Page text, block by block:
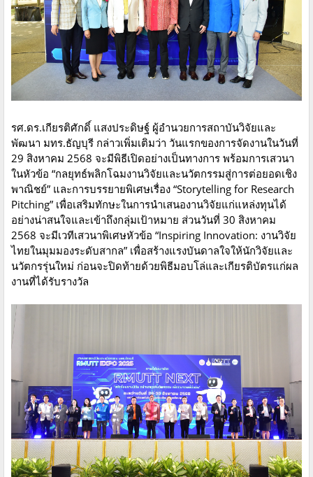
รศ.ดร.เกียรติศักดิ์ แสงประดิษฐ์ ผู้อำนวยการสถาบันวิจัยและ
พัฒนา มทร.ธัญบุรี กล่าวเพิ่มเติมว่า วันแรกของการจัดงานในวันที่
29 สิงหาคม 2568 จะมีพิธีเปิดอย่างเป็นทางการ พร้อมการเสวนา
ในหัวข้อ “กลยุทธ์พลิกโฉมงานวิจัยและนวัตกรรมสู่การต่อยอดเชิง
พาณิชย์” และการบรรยายพิเศษเรื่อง “Storytelling for Research
Pitching” เพื่อเสริมทักษะในการนำเสนองานวิจัยแก่แหล่งทุนได้
อย่างน่าสนใจและเข้าถึงกลุ่มเป้าหมาย ส่วนวันที่ 30 สิงหาคม
2568 จะมีเวทีเสวนาพิเศษหัวข้อ “Inspiring Innovation: งานวิจัย
ไทยในมุมมองระดับสากล” เพื่อสร้างแรงบันดาลใจให้นักวิจัยและ
นวัตกรรุ่นใหม่ ก่อนจะปิดท้ายด้วยพิธีมอบโล่และเกียรติบัตรแก่ผล
งานที่ได้รับรางวัล